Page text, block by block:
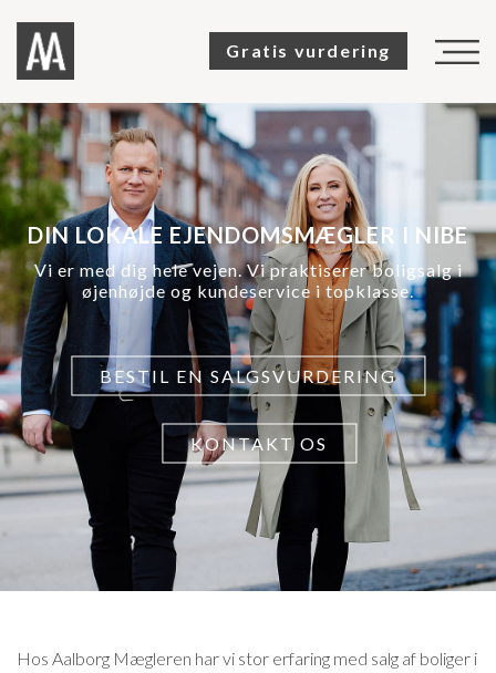
Gratis vurdering
TIL SALG
SOLGTE
SALGSVURDERING
KØBERKARTOTEK
OM OS
KUNDEUDTALELSER
KONTAKT
DIN LOKALE EJENDOMSMÆGLER I NIBE
Vi er med dig hele vejen. Vi praktiserer boligsalg i
øjenhøjde og kundeservice i topklasse.
BESTIL EN SALGSVURDERING
KONTAKT OS
Hos Aalborg Mægleren har vi stor erfaring med salg af boliger i